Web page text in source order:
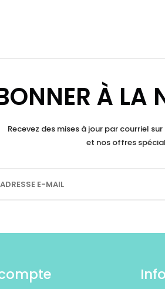
À LA
Recevez des mises à jour par courriel
et nos offres